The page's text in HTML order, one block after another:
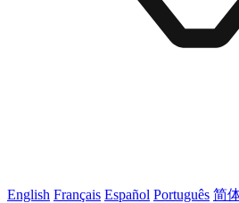
English Français Español Português 简